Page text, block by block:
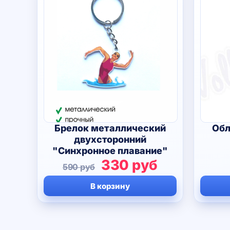
Брелок металлический
двухсторонний
"Синхронное плавание"
590руб
Первоначальная
цена
составляла
330 рубТекущая
цена:
330 руб.
В корзину